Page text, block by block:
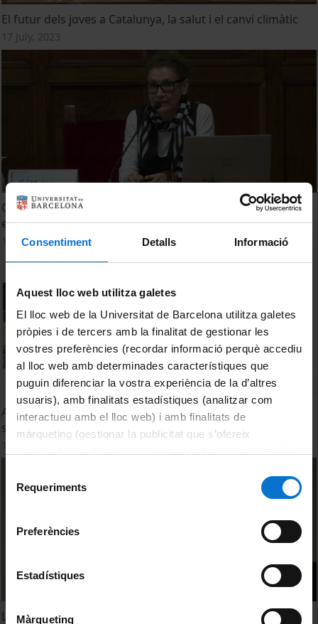
Consentiment Detalls Informació
Aquest lloc web utilitza galetes
El lloc web de la Universitat de Barcelona utilitza galetes
pròpies i de tercers amb la finalitat de gestionar les
vostres preferències (recordar informació perquè accediu
al lloc web amb determinades característiques que
puguin diferenciar la vostra experiència de la d’altres
usuaris), amb finalitats estadístiques (analitzar com
interactueu amb el lloc web) i amb finalitats de
màrqueting (gestionar la publicitat que s’ofereix
consultar laPolítica de galetes del lloc web de la
Requeriments
Preferències
Estadístiques
Màrqueting
El futur dels joves a Catalunya, la salut i el canvi climàtic
17 July, 2023
Canvi climàtic i salut mental en infants i adolescents:
ecoansietat
17 July, 2023
Ansietat climàtica en infants i joves i les seves opinions
sobre les respostes del govern al canvi climàtic
L’ecoansietat pot radicalitzar l’activisme climàtic?